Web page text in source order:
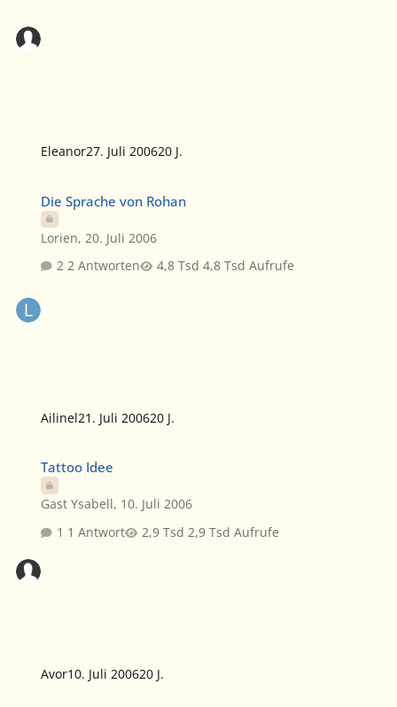
Eleanor27. Juli 200620 J.
Die Sprache von Rohan
Lorien, 20. Juli 2006
2 Antworten
4,8 Tsd Aufrufe
Ailinel21. Juli 200620 J.
Tattoo Idee
Gast Ysabell, 10. Juli 2006
1 Antwort
2,9 Tsd Aufrufe
Avor10. Juli 200620 J.